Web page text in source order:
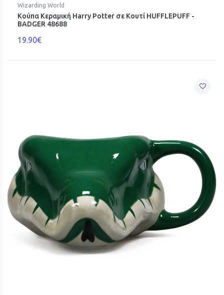
Wizarding World
Κούπα Κεραμική Harry Potter σε Κουτί HUFFLEPUFF -
BADGER 48688
19.90€